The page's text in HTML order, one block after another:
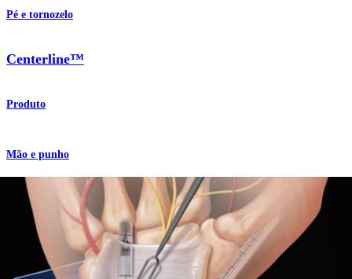
Pé e tornozelo
Centerline™
Produto
Mão e punho
Sistema Centerline™ de liberação endoscópica do túnel
do carpo
Produto